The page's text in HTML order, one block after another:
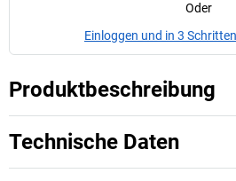
Oder
Einloggen und in 3
Produktbeschreibung
Technische Daten